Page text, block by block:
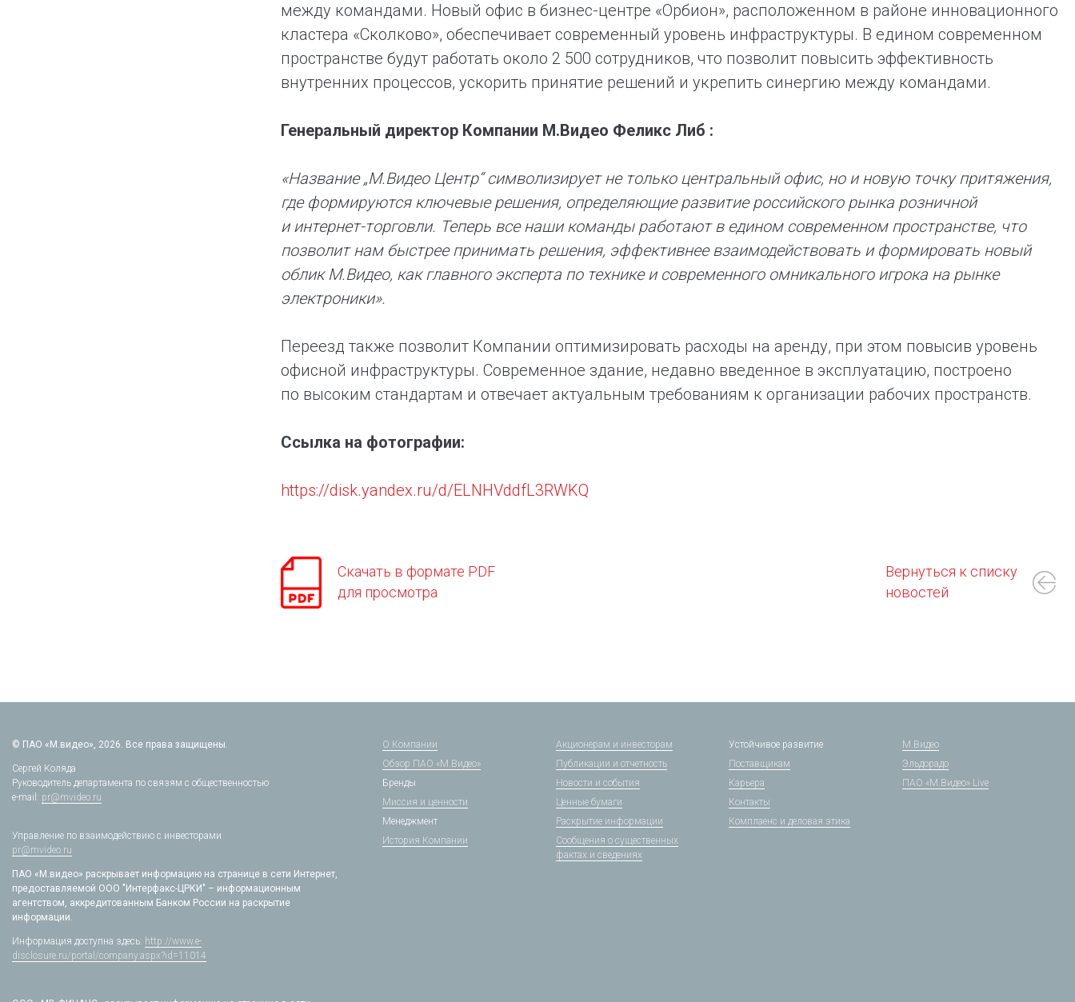
между командами. Новый офис в бизнес-центре «Орбион», расположенном в районе инновационного
кластера «Сколково», обеспечивает современный уровень инфраструктуры. В едином современном
пространстве будут работать около 2 500 сотрудников, что позволит повысить эффективность
внутренних процессов, ускорить принятие решений и укрепить синергию между командами.
Генеральный директор Компании М.Видео Феликс Либ :
«Название „М.Видео Центр“ символизирует не только центральный офис, но и новую точку притяжения,
где формируются ключевые решения, определяющие развитие российского рынка розничной
и интернет-торговли. Теперь все наши команды работают в едином современном пространстве, что
позволит нам быстрее принимать решения, эффективнее взаимодействовать и формировать новый
облик М.Видео, как главного эксперта по технике и современного омникального игрока на рынке
электроники».
Переезд также позволит Компании оптимизировать расходы на аренду, при этом повысив уровень
офисной инфраструктуры. Современное здание, недавно введенное в эксплуатацию, построено
по высоким стандартам и отвечает актуальным требованиям к организации рабочих пространств.
Ссылка на фотографии:
https://disk.yandex.ru/d/ELNHVddfL3RWKQ
Скачать в формате PDF
для просмотра
Вернуться к списку
новостей
© ПАО «М.видео», 2026. Все права защищены.
Сергей Коляда
Руководитель департамента по связям с общественностью
e-mail: pr@mvideo.ru
Управление по взаимодействию с инвесторами
pr@mvideo.ru
ПАО «М.видео» раскрывает информацию на странице в сети Интернет,
предоставляемой ООО "Интерфакс-ЦРКИ" – информационным
агентством, аккредитованным Банком России на раскрытие
информации.
Информация доступна здесь: http://www.e-
disclosure.ru/portal/company.aspx?id=11014
О Компании
Обзор ПАО «М.Видео»
Бренды
Миссия и ценности
Менеджмент
История Компании
Акционерам и инвесторам
Публикации и отчетность
Новости и события
Ценные бумаги
Раскрытие информации
Сообщения о существенных
фактах и сведениях
Устойчивое развитие
Поставщикам
Карьера
Контакты
Комплаенс и деловая этика
М.Видео
Эльдорадо
ПАО «М.Видео» Live